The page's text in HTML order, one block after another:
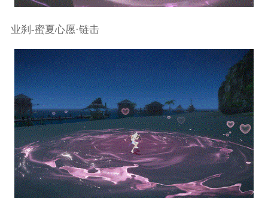
业刹-蜜夏心愿·链击